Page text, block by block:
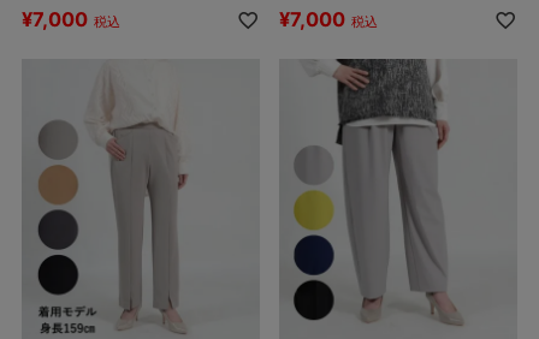
¥7,000 税込 ¥7,000 税込